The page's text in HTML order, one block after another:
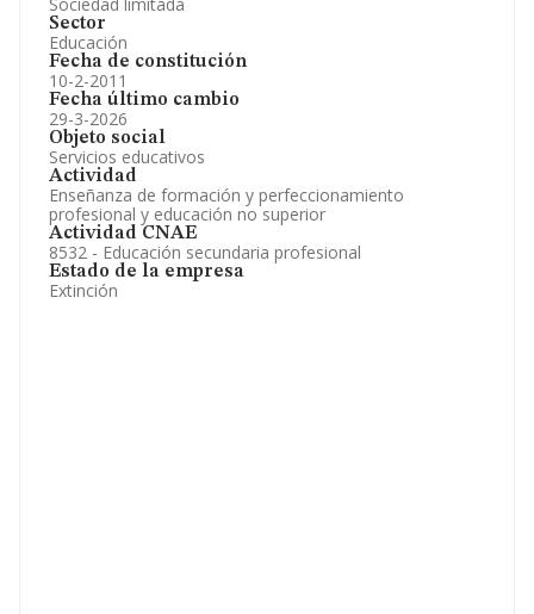
Sector
Educación
Fecha de constitución
10-2-2011
Fecha último cambio
29-3-2026
Objeto social
Servicios educativos
Actividad
Enseñanza de formación y perfeccionamiento
profesional y educación no superior
Actividad CNAE
8532 - Educación secundaria profesional
Estado de la empresa
Extinción